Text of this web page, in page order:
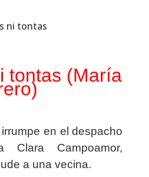
tontas (María
en el despacho
Campoamor,
a una vecina.